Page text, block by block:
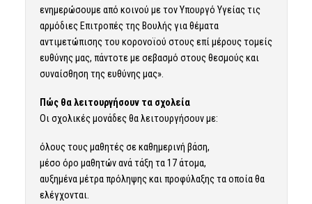
ενημερώσουμε από κοινού με τον Υπουργό Υγείας τις
αρμόδιες Επιτροπές της Βουλής για θέματα
αντιμετώπισης του κορονοϊού στους επί μέρους τομείς
ευθύνης μας, πάντοτε με σεβασμό στους θεσμούς και
συναίσθηση της ευθύνης μας».
Πώς θα λειτουργήσουν τα σχολεία
Οι σχολικές μονάδες θα λειτουργήσουν με:
όλους τους μαθητές σε καθημερινή βάση,
μέσο όρο μαθητών ανά τάξη τα 17 άτομα,
αυξημένα μέτρα πρόληψης και προφύλαξης τα οποία θα
ελέγχονται.